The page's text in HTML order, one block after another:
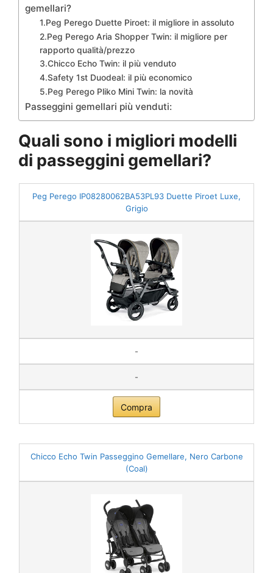
gemellari?
1.Peg Perego Duette Piroet: il migliore in assoluto
2.Peg Perego Aria Shopper Twin: il migliore per
rapporto qualità/prezzo
3.Chicco Echo Twin: il più venduto
4.Safety 1st Duodeal: il più economico
5.Peg Perego Pliko Mini Twin: la novità
Passeggini gemellari più venduti:
Quali sono i migliori modelli
di passeggini gemellari?
Peg Perego IP08280062BA53PL93 Duette Piroet Luxe,
Grigio
-
-
Compra
Chicco Echo Twin Passeggino Gemellare, Nero Carbone
(Coal)